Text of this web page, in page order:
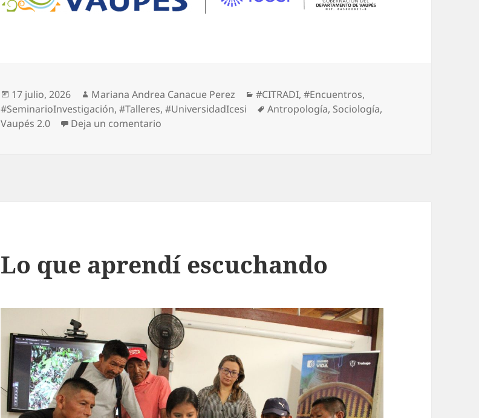
17 julio, 2026 Mariana Andrea Canacue Perez #CITRADI,#Encuentros,
#SeminarioInvestigación,#Talleres,#UniversidadIcesi Antropología, Sociología,
Vaupés 2.0
Deja un comentario
Lo que aprendí escuchando